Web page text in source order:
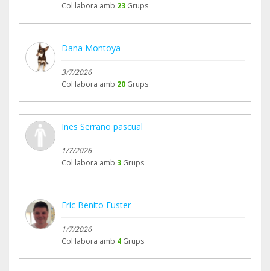
Col·labora amb 23 Grups
Dana Montoya
3/7/2026
Col·labora amb 20 Grups
Ines Serrano pascual
1/7/2026
Col·labora amb 3 Grups
Eric Benito Fuster
1/7/2026
Col·labora amb 4 Grups